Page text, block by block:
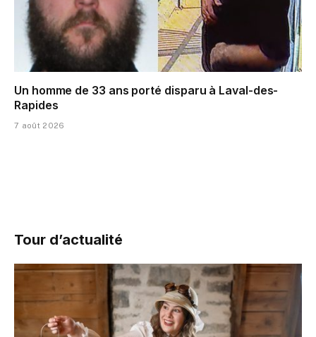
Un homme de 33 ans porté disparu à Laval-des-
Rapides
7 août 2026
Tour d’actualité